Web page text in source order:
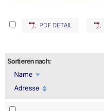
PDF DETAIL
Sortieren nach:
Name
Adresse